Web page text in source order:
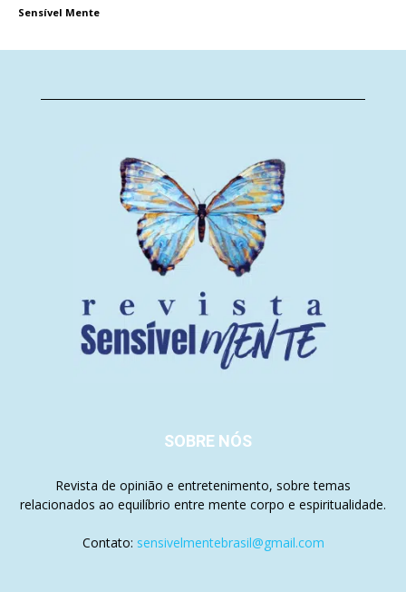
Sensível Mente
SOBRE NÓS
Revista de opinião e entretenimento, sobre temas
relacionados ao equilíbrio entre mente corpo e espiritualidade.
Contato: sensivelmentebrasil@gmail.com